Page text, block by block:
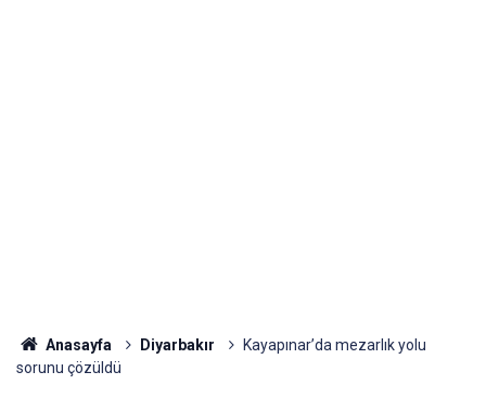
Anasayfa Diyarbakır
Kayapınar’da mezarlık yolu
sorunu çözüldü